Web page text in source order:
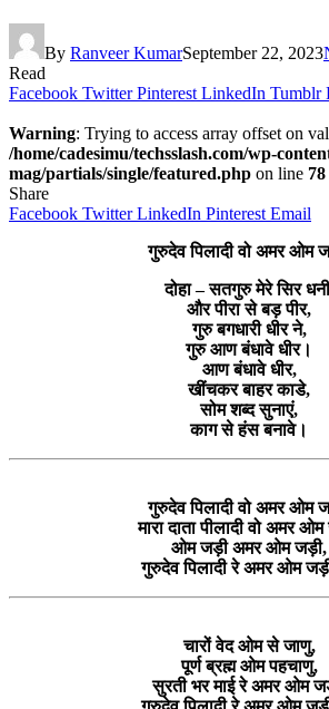
By Ranveer KumarSeptember 22, 2023
Read
Facebook Twitter Pinterest LinkedIn Tumblr
Warning: Trying to access array offset on
/home/cadesimu/techsslash.com/wp-
mag/partials/single/featured.php on line 78
Share
Facebook Twitter LinkedIn Pinterest Email
गुरुदेव पिलादी वो अमर ओम
दोहा – सतगुरु मेरे सिर
और पीरा से बड़ पीर,
गुरु बगधारी धीर ने,
गुरु आण बंधावे धीर।
आण बंधावे धीर,
खींचकर बाहर काडे,
सोम शब्द सुनाएं,
काग से हंस बनावे।
गुरुदेव पिलादी वो अमर ओम
मारा दाता पीलादी वो अमर
ओम जड़ी अमर ओम जड़ी,
गुरुदेव पिलादी रे अमर ओम
चारों वेद ओम से जाणु,
पूर्ण ब्रह्म ओम पहचाणु,
सुरती भर माई रे अमर ओम